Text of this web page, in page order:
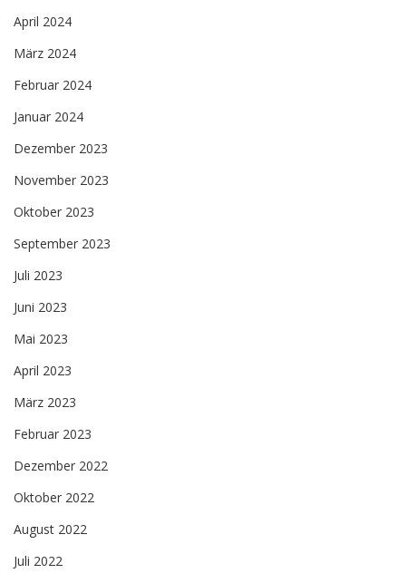
April 2024
März 2024
Februar 2024
Januar 2024
Dezember 2023
November 2023
Oktober 2023
September 2023
Juli 2023
Juni 2023
Mai 2023
April 2023
März 2023
Februar 2023
Dezember 2022
Oktober 2022
August 2022
Juli 2022